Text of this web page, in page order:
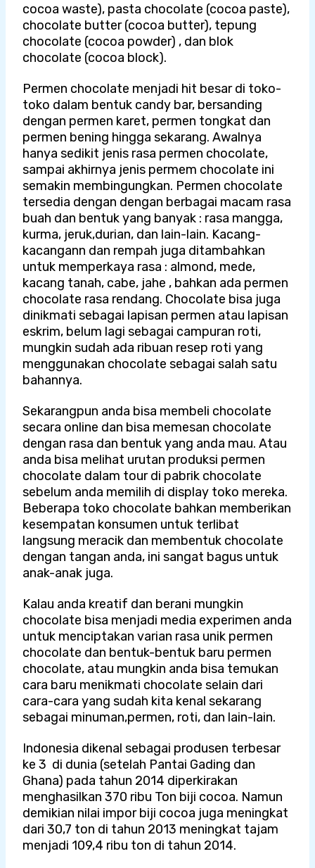
cocoa waste), pasta chocolate (cocoa paste),
chocolate butter (cocoa butter), tepung
chocolate (cocoa powder) , dan blok
chocolate (cocoa block).
Permen chocolate menjadi hit besar di toko-
toko dalam bentuk candy bar, bersanding
dengan permen karet, permen tongkat dan
permen bening hingga sekarang. Awalnya
hanya sedikit jenis rasa permen chocolate,
sampai akhirnya jenis permem chocolate ini
semakin membingungkan. Permen chocolate
tersedia dengan dengan berbagai macam rasa
buah dan bentuk yang banyak : rasa mangga,
kurma, jeruk,durian, dan lain-lain. Kacang-
kacangann dan rempah juga ditambahkan
untuk memperkaya rasa : almond, mede,
kacang tanah, cabe, jahe , bahkan ada permen
chocolate rasa rendang. Chocolate bisa juga
dinikmati sebagai lapisan permen atau lapisan
eskrim, belum lagi sebagai campuran roti,
mungkin sudah ada ribuan resep roti yang
menggunakan chocolate sebagai salah satu
bahannya.
Sekarangpun anda bisa membeli chocolate
secara online dan bisa memesan chocolate
dengan rasa dan bentuk yang anda mau. Atau
anda bisa melihat urutan produksi permen
chocolate dalam tour di pabrik chocolate
sebelum anda memilih di display toko mereka.
Beberapa toko chocolate bahkan memberikan
kesempatan konsumen untuk terlibat
langsung meracik dan membentuk chocolate
dengan tangan anda, ini sangat bagus untuk
anak-anak juga.
Kalau anda kreatif dan berani mungkin
chocolate bisa menjadi media experimen anda
untuk menciptakan varian rasa unik permen
chocolate dan bentuk-bentuk baru permen
chocolate, atau mungkin anda bisa temukan
cara baru menikmati chocolate selain dari
cara-cara yang sudah kita kenal sekarang
sebagai minuman,permen, roti, dan lain-lain.
Indonesia dikenal sebagai produsen terbesar
ke 3 di dunia (setelah Pantai Gading dan
Ghana) pada tahun 2014 diperkirakan
menghasilkan 370 ribu Ton biji cocoa. Namun
demikian nilai impor biji cocoa juga meningkat
dari 30,7 ton di tahun 2013 meningkat tajam
menjadi 109,4 ribu ton di tahun 2014.